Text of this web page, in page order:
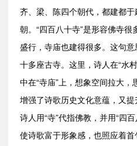
齐、梁、陈四个朝代，都建都
朝。“四百八十寺”是形容佛寺
盛行，寺庙也建得很多。这句
十多座古寺。这里，诗人在“水
中在“寺庙”上，想象空间拉大，
增强了诗歌历史文化意蕴，又
诗人用“寺”代指佛教，并用“四
使诗歌富于形象感，也照应着